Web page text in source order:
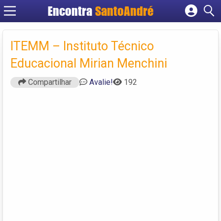
Encontra SantoAndré
Cadastrar empresa
Criar conta
ITEMM – Instituto Técnico
Educacional Mirian Menchini
Compartilhar Avalie! 192